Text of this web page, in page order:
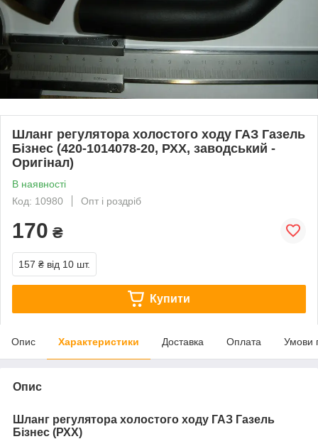
Шланг регулятора холостого ходу ГАЗ Газель
Бізнес (420-1014078-20, РХХ, заводський -
Оригінал)
В наявності
Код: 10980
Опт і роздріб
170 ₴
157 ₴ від 10 шт.
Купити
Опис Характеристики Доставка Оплата Умови
Опис
Шланг регулятора холостого ходу ГАЗ Газель
Бізнес (РХХ)